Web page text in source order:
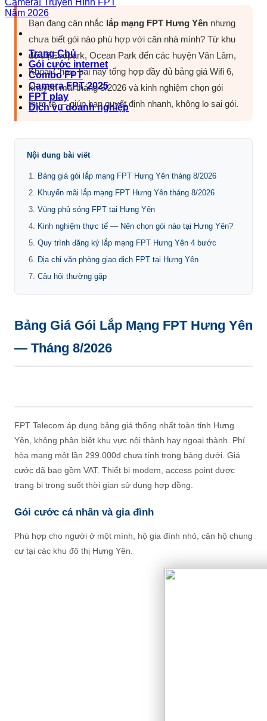
Trang Chủ
Gói cước internet
Combo FPT
Camera FPT 2025
FPT play
Dịch vụ doanh nghiệp
Bạn đang cân nhắc lắp mạng FPT Hưng Yên nhưng
chưa biết gói nào phù hợp với căn nhà mình? Từ khu
đô thị Ecopark, Ocean Park đến các huyện Văn Lâm,
Khoái Châu, bài này tổng hợp đầy đủ bảng giá Wifi 6,
khuyến mãi tháng 8/2026 và kinh nghiệm chọn gói
thực tế — giúp bạn quyết định nhanh, không lo sai gói.
Nội dung bài viết
Bảng giá gói lắp mạng FPT Hưng Yên tháng 8/2026
Khuyến mãi lắp mạng FPT Hưng Yên tháng 8/2026
Vùng phủ sóng FPT tại Hưng Yên
Kinh nghiệm thực tế — Nên chọn gói nào tại Hưng Yên?
Quy trình đăng ký lắp mạng FPT Hưng Yên 4 bước
Địa chỉ văn phòng giao dịch FPT tại Hưng Yên
Câu hỏi thường gặp
Bảng Giá Gói Lắp Mạng FPT Hưng Yên
— Tháng 8/2026
FPT Telecom áp dụng bảng giá thống nhất toàn tỉnh Hưng
Yên, không phân biệt khu vực nội thành hay ngoại thành. Phí
hòa mạng một lần 299.000đ chưa tính trong bảng dưới. Giá
cước đã bao gồm VAT. Thiết bị modem, access point được
trang bị trong suốt thời gian sử dụng hợp đồng.
Gói cước cá nhân và gia đình
Phù hợp cho người ở một mình, hộ gia đình nhỏ, căn hộ chung
cư tại các khu đô thị Hưng Yên.